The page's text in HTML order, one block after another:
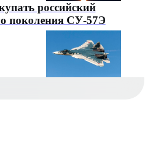
российский
поколения СУ-57Э